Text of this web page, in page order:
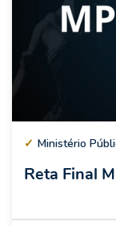
✓ Ministério
Reta Final